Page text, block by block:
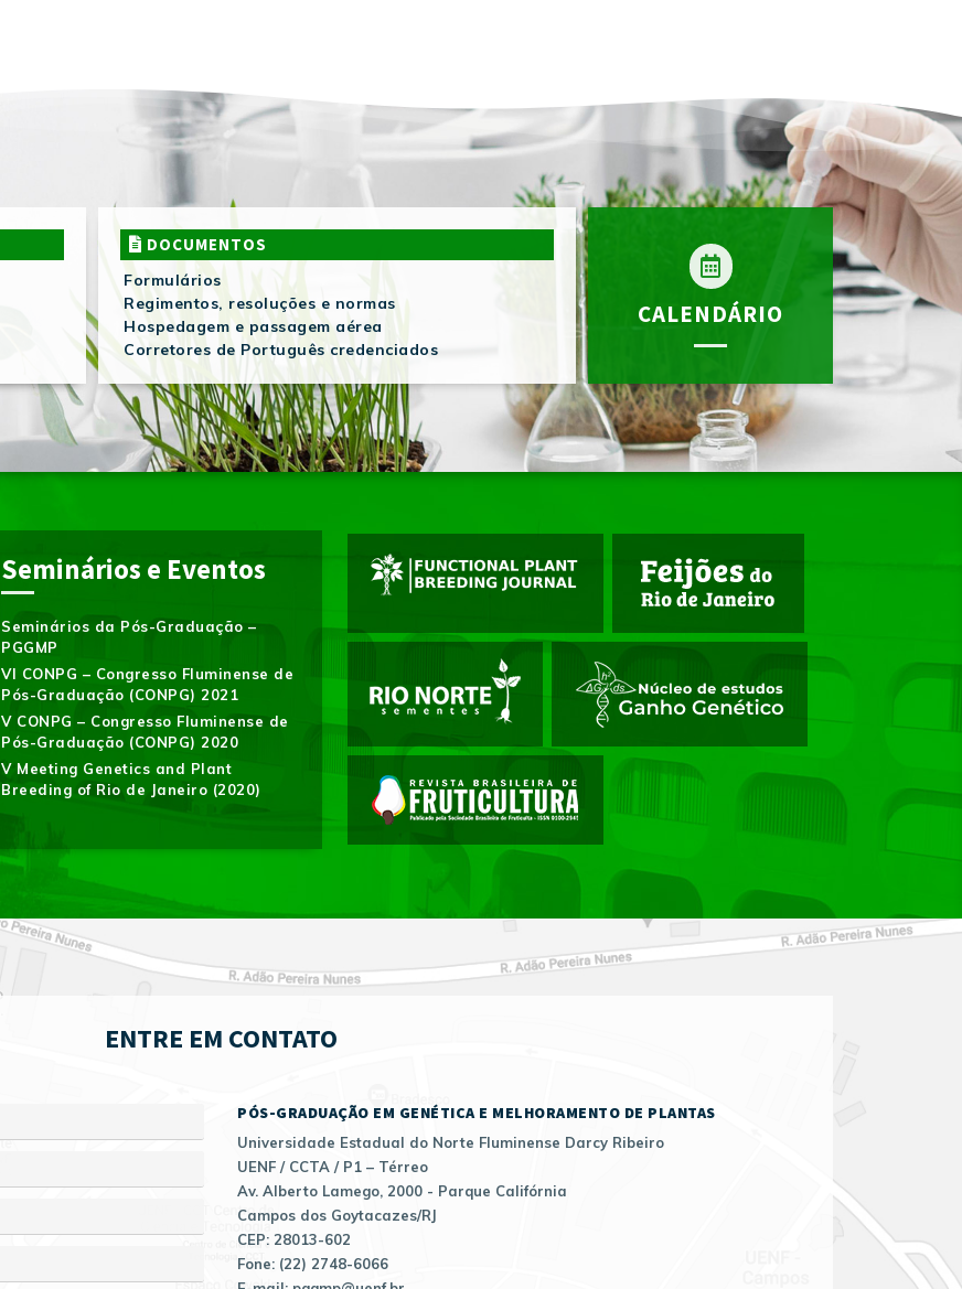
DOCUMENTOS
Formulários
Regimentos, resoluções e normas
Hospedagem e passagem aérea
Corretores de Português credenciados
CALENDÁRIO
Seminários e Eventos
Seminários da Pós-Graduação –
PGGMP
VI CONPG – Congresso Fluminense de
Pós-Graduação (CONPG) 2021
V CONPG – Congresso Fluminense de
Pós-Graduação (CONPG) 2020
V Meeting Genetics and Plant
Breeding of Rio de Janeiro (2020)
ENTRE EM CONTATO
PÓS-GRADUAÇÃO EM GENÉTICA E MELHORAMENTO DE PLANTAS
Universidade Estadual do Norte Fluminense Darcy Ribeiro
UENF / CCTA / P1 – Térreo
Av. Alberto Lamego, 2000 - Parque Califórnia
Campos dos Goytacazes/RJ
CEP: 28013-602
Fone: (22) 2748-6066